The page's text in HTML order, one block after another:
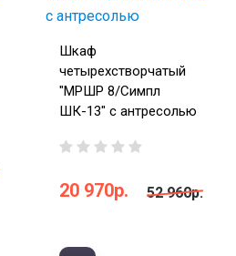
Шкаф
четырехстворчатый
"МРШР 8/Симпл
ШК-13" с антресолью
20 970р. 52 960р.